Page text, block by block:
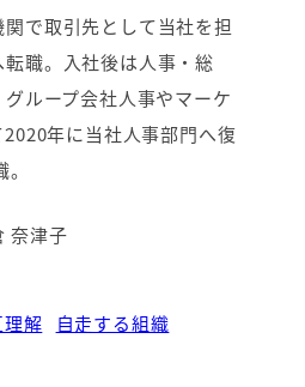
で取引先として当社を担
職。入社後は人事・総
ループ会社人事やマーケ
年に当社人事部門へ復
奈津子
解 自走する組織